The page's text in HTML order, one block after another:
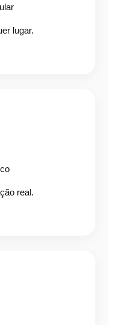
lugar.
real.